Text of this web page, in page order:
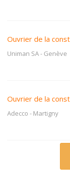
Ouvrier de la
Uniman SA- Genève
Ouvrier de la
Adecco - Martigny